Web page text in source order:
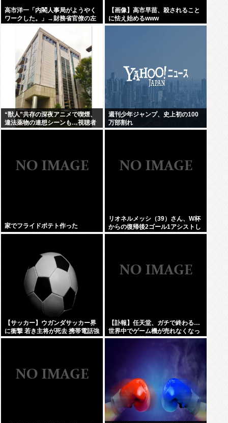
高市洋一「内閣人事局がようやく
ワークした。」→財務省官僚の左
遷記事を喜んでポスト
【画像】高市早苗、殺されること
に怯え始めるwww
“獣人”共存の深夜アニメで喫煙、
違法薬物の連想シーンも…視聴者
批判でBPO議論
週刊少年ジャンプ、史上初の100
万部割れ
家でフライドポテト作った
リオネルメッシ（39）さん、W杯
からの復帰後2ゴール1アシストし
てしまうwww
【サッカー】ウガンダサッカー界
に衝撃 若き主将が死去 携帯電話強
盗に抵抗した末に石で滅多打ち…
【訃報】任天堂、ガチで終わる…
世界中でゲーム機が売れなくなっ
てしまった模様